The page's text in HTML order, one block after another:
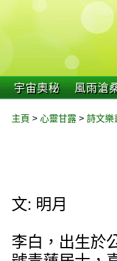
宇宙奧秘 風雨滄
主頁 > 心靈甘露 > 詩文樂
文: 明月
李白，出生於